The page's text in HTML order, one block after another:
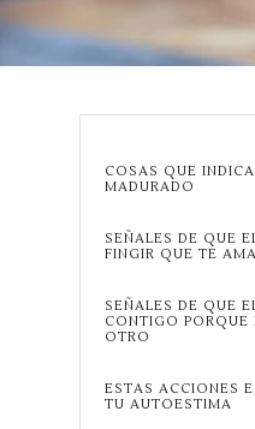
COSAS QUE
MADURADO
SEÑALES DE QUE
FINGIR QUE TE AMA
SEÑALES DE QUE
CONTIGO
OTRO
ESTAS ACCIONES
TU AUTOESTIMA